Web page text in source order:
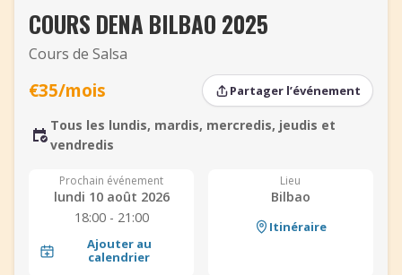
Glossaire
Boutique
Ajouter un événement
COURS DENA BILBAO 2025
Cours de Salsa
€35/mois Partager l’événement
Tous les lundis, mardis, mercredis, jeudis et
vendredis
Prochain événement
lundi 10 août 2026
18:00 - 21:00
Ajouter au
calendrier
Lieu
Bilbao
Itinéraire